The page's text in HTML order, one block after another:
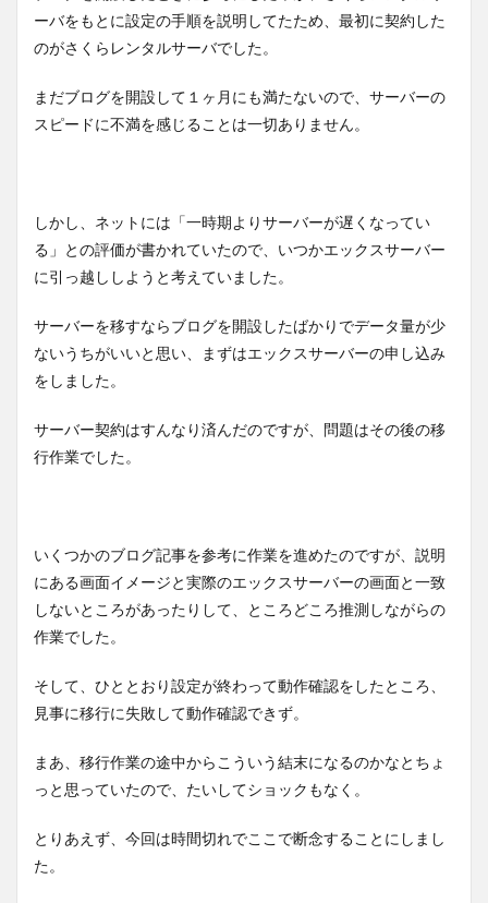
ーバをもとに設定の手順を説明してたため、最初に契約した
のがさくらレンタルサーバでした。
まだブログを開設して１ヶ月にも満たないので、サーバーの
スピードに不満を感じることは一切ありません。
しかし、ネットには「一時期よりサーバーが遅くなってい
る」との評価が書かれていたので、いつかエックスサーバー
に引っ越ししようと考えていました。
サーバーを移すならブログを開設したばかりでデータ量が少
ないうちがいいと思い、まずはエックスサーバーの申し込み
をしました。
サーバー契約はすんなり済んだのですが、問題はその後の移
行作業でした。
いくつかのブログ記事を参考に作業を進めたのですが、説明
にある画面イメージと実際のエックスサーバーの画面と一致
しないところがあったりして、ところどころ推測しながらの
作業でした。
そして、ひととおり設定が終わって動作確認をしたところ、
見事に移行に失敗して動作確認できず。
まあ、移行作業の途中からこういう結末になるのかなとちょ
っと思っていたので、たいしてショックもなく。
とりあえず、今回は時間切れでここで断念することにしまし
た。